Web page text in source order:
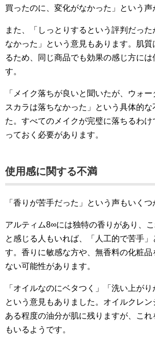
買ったのに、変化がなかった」という声
また、「しっとりするという評判だっ
なかった」という意見もあります。肌
るため、同じ商品でも効果の感じ方には
す。
「メイク落ちが良いと聞いたが、ウォ
スカラは落ちなかった」という具体的な
た。すべてのメイクが完璧に落ちるわ
っておく必要があります。
使用感に関する不満
「香りが苦手だった」という声もいくつ
アルティム8∞には独特の香りがあり、こ
と感じる人もいれば、「人工的で苦手」
す。香りに敏感な方や、無香料の化粧品
ない可能性があります。
「オイルなのにベタつく」「洗い上がり
という意見もありました。オイルクレン
ある程度の油分が肌に残りますが、こ
もいるようです。